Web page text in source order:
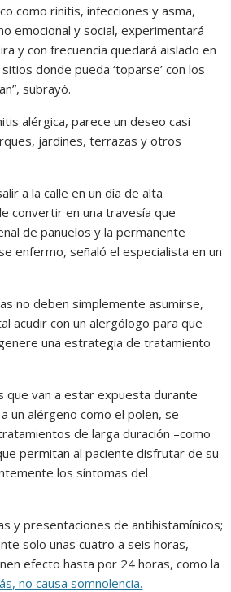
como rinitis, infecciones y asma,
emocional y social, experimentará
y con frecuencia quedará aislado en
donde pueda ‘toparse’ con los
subrayó.
alérgica, parece un deseo casi
jardines, terrazas y otros
a la calle en un día de alta
convertir en una travesía que
de pañuelos y la permanente
enfermo, señaló el especialista en un
no deben simplemente asumirse,
acudir con un alergólogo para que
una estrategia de tratamiento
que van a estar expuesta durante
un alérgeno como el polen, se
de larga duración –como
permitan al paciente disfrutar de su
los síntomas del
y presentaciones de antihistamínicos;
solo unas cuatro a seis horas,
efecto hasta por 24 horas, como la
no causa somnolencia.